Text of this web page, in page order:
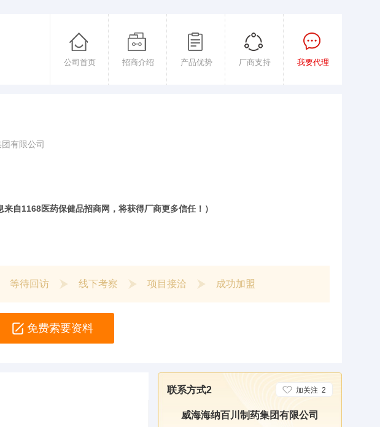
公司首页 招商介绍 产品优势 厂商支持 我要代理
有限公司
来自1168医药保健品招商网，将获得厂商更多信任！）
等待回访 线下考察 项目接洽 成功加盟
免费索要资料
联系方式2 加关注 2
威海海纳百川制药集团有限公司